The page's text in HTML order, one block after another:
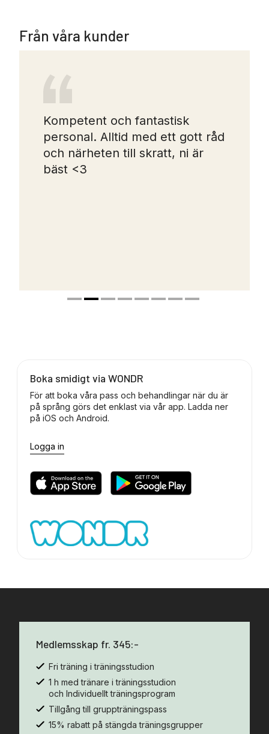
Från våra kunder
Kompetent och fantastisk
personal. Alltid med ett gott råd
och närheten till skratt, ni är
bäst <3
Boka smidigt via WONDR
För att boka våra pass och behandlingar när du är
på språng görs det enklast via vår app. Ladda ner
på iOS och Android.
Logga in
Medlemsskap fr. 345:-
Fri träning i träningsstudion
1 h med tränare i träningsstudion
och Individuellt träningsprogram
Tillgång till gruppträningspass
15% rabatt på stängda träningsgrupper